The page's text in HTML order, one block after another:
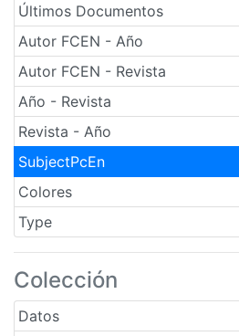
Últimos Documentos
Autor FCEN - Año
Autor FCEN - Revista
Año - Revista
Revista - Año
SubjectPcEn
Colores
Type
Colección
Datos